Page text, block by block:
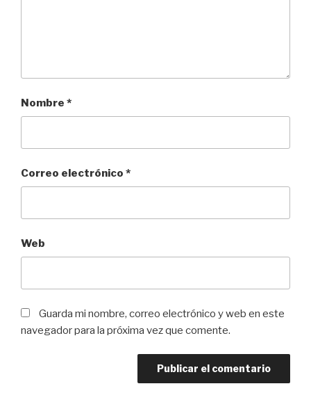
Nombre *
Correo electrónico *
Web
Guarda mi nombre, correo electrónico y web en este
navegador para la próxima vez que comente.